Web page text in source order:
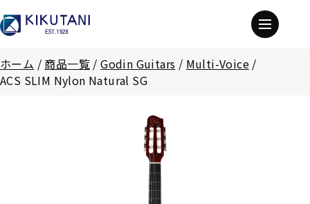
ホーム / 商品一覧 /Godin Guitars / Multi-Voice /
ACS SLIM Nylon Natural SG